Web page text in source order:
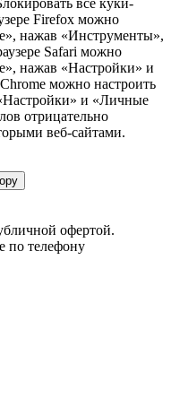
все куки-
Firefox можно
нажав «Инструменты»,
Safari можно
нажав «Настройки» и
можно настроить
и «Личные
отрицательно
веб-сайтами.
офертой.
по телефону